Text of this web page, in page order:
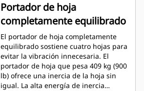
Portador de hoja
completamente equilibrado
El portador de hoja completamente
equilibrado sostiene cuatro hojas para
evitar la vibración innecesaria. El
portador de hoja que pesa 409 kg (900
lb) ofrece una inercia de la hoja sin
igual. La alta energía de inercia